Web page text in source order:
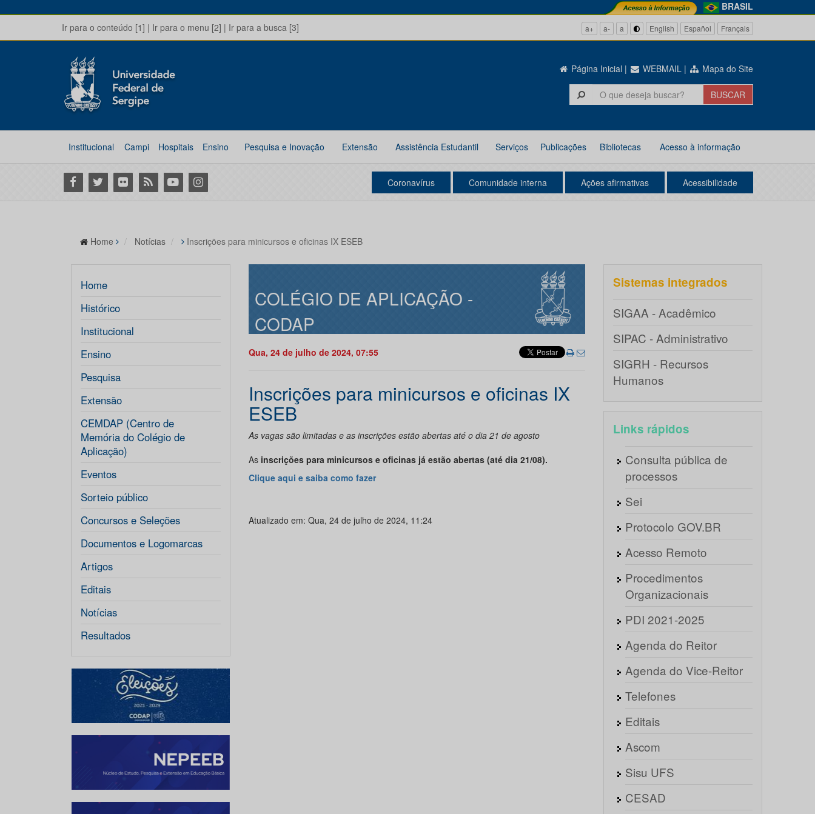
BRASIL
Ir para o conteúdo [1] | Ir para o menu [2] | Ir para a busca [3] a+ a- a English Español Français
Página Inicial | WEBMAIL | Mapa do Site
Institucional Campi Hospitais Ensino Pesquisa e Inovação Extensão Assistência Estudantil Serviços Publicações Bibliotecas Acesso à informação
Facebook
Twitter Flickr RSS YoutubeInstagram Coronavírus Comunidade interna Ações afirmativas Acessibilidade
Home Notícias Inscrições para minicursos e oficinas IX ESEB
Home
Histórico
Institucional
Ensino
Pesquisa
Extensão
CEMDAP (Centro de
Memória do Colégio de
Aplicação)
Eventos
Sorteio público
Concursos e Seleções
Documentos e Logomarcas
Artigos
Editais
Notícias
Resultados
COLÉGIO DE APLICAÇÃO -
CODAP
Qua, 24 de julho de 2024, 07:55
Inscrições para minicursos e oficinas IX
ESEB
As vagas são limitadas e as inscrições estão abertas até o dia 21 de agosto
As inscrições para minicursos e oficinas já estão abertas (até dia 21/08).
Clique aqui e saiba como fazer
Atualizado em: Qua, 24 de julho de 2024, 11:24
Sistemas integrados
SIGAA - Acadêmico
SIPAC - Administrativo
SIGRH - Recursos
Humanos
Links rápidos
Consulta pública de
processos
Sei
Protocolo GOV.BR
Acesso Remoto
Procedimentos
Organizacionais
PDI 2021-2025
Agenda do Reitor
Agenda do Vice-Reitor
Telefones
Editais
Ascom
Sisu UFS
CESAD